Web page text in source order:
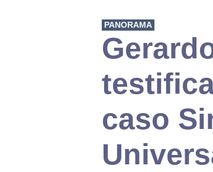
PANORAMA
caso